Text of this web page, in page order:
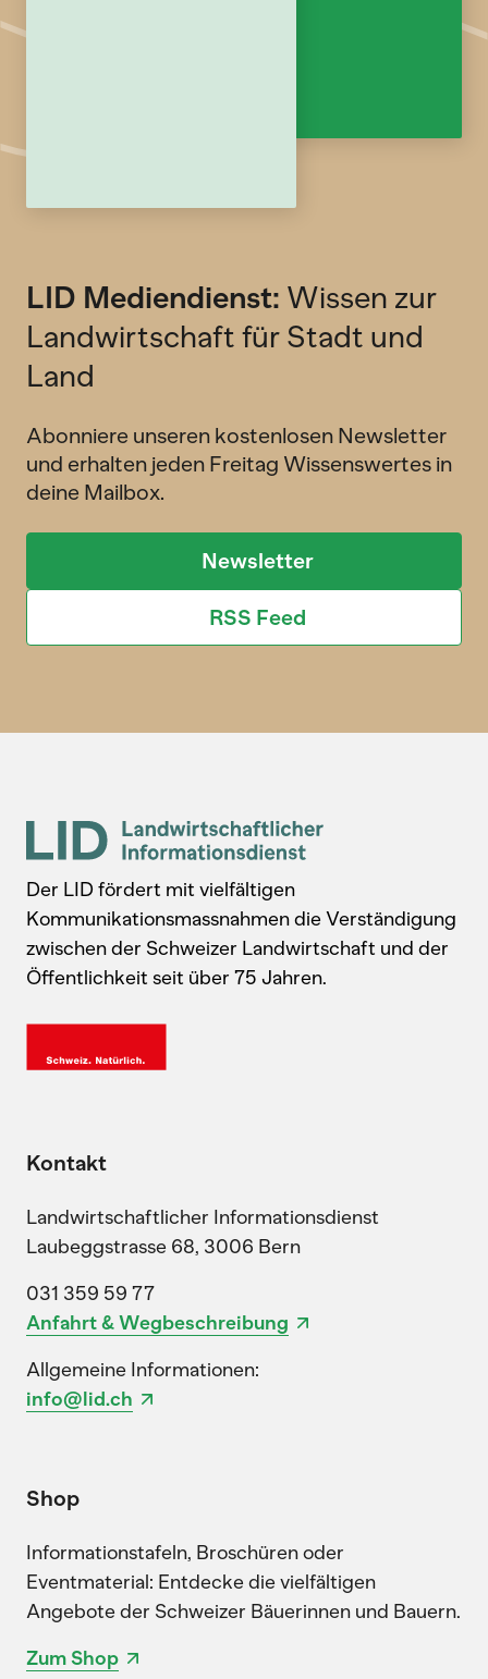
LID Mediendienst: Wissen zur
Landwirtschaft für Stadt und
Land
Abonniere unseren kostenlosen Newsletter
und erhalten jeden Freitag Wissenswertes in
deine Mailbox.
Newsletter
RSS Feed
Der LID fördert mit vielfältigen
Kommunikationsmassnahmen die Verständigung
zwischen der Schweizer Landwirtschaft und der
Öffentlichkeit seit über 75 Jahren.
Kontakt
Landwirtschaftlicher Informationsdienst
Laubeggstrasse 68, 3006 Bern
031 359 59 77
Anfahrt & Wegbeschreibung
Allgemeine Informationen:
info@lid.ch
Shop
Informationstafeln, Broschüren oder
Eventmaterial: Entdecke die vielfältigen
Angebote der Schweizer Bäuerinnen und Bauern.
Zum Shop